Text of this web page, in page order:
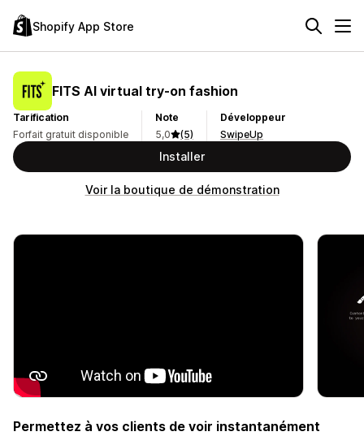
Shopify App Store
FITS AI virtual try‑on fashion
Tarification
Forfait gratuit disponible
Note
5,0
(5)
Développeur
SwipeUp
Installer
Voir la boutique de démonstration
Permettez à vos clients de voir instantanément